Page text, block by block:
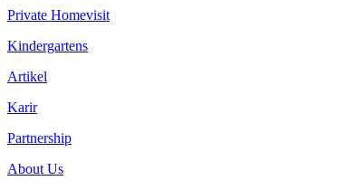
Private Homevisit
Kindergartens
Artikel
Karir
Partnership
About Us